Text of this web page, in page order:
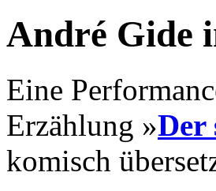
André Gide
Eine
Erzählung »Der
komisch